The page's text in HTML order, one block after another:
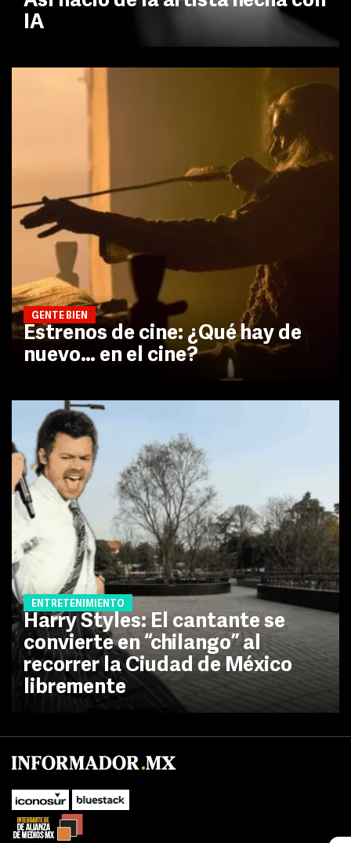
IA
GENTE BIEN
Estrenos de cine: ¿Qué hay de
nuevo… en el cine?
ENTRETENIMIENTO
Harry Styles: El cantante se
convierte en “chilango” al
recorrer la Ciudad de México
libremente